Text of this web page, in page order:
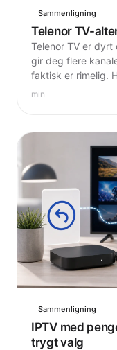
Sammenligning
Telenor TV-
Telenor TV er
gir deg flere
faktisk er rimelig.
min
Sammenligning
IPTV med
trygt valg